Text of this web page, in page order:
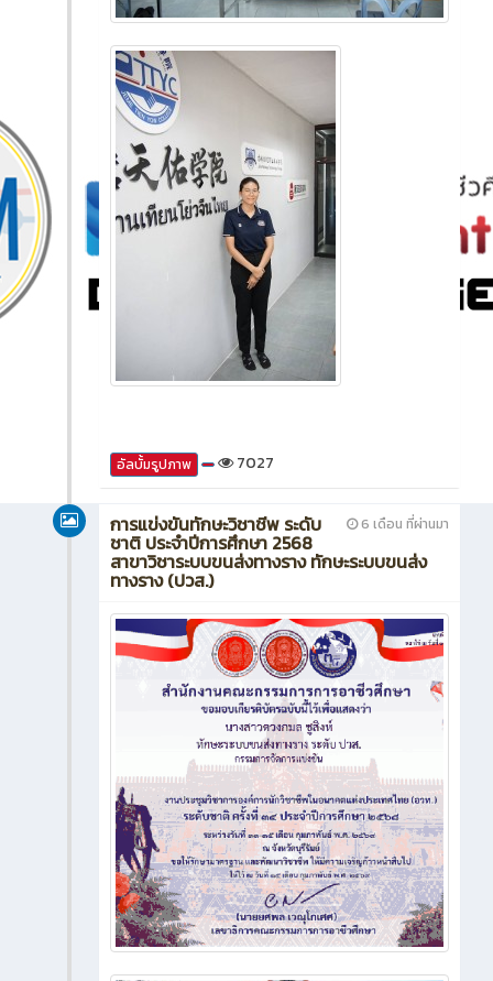
อัลบั้มรูปภาพ 7027
6 เดือน ที่ผ่านมา
การแข่งขันทักษะวิชาชีพ ระดับ
ชาติ ประจำปีการศึกษา 2568
สาขาวิชาระบบขนส่งทางราง ทักษะระบบขนส่ง
ทางราง (ปวส.)